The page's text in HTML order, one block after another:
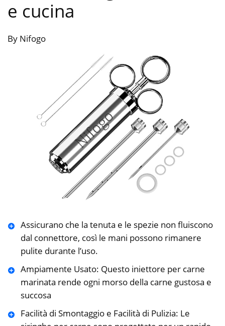
e cucina
By Nifogo
Assicurano che la tenuta e le spezie non fluiscono
dal connettore, così le mani possono rimanere
pulite durante l’uso.
Ampiamente Usato: Questo iniettore per carne
marinata rende ogni morso della carne gustosa e
succosa
Facilità di Smontaggio e Facilità di Pulizia: Le